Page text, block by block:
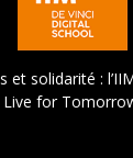
et solidarité :
Live for